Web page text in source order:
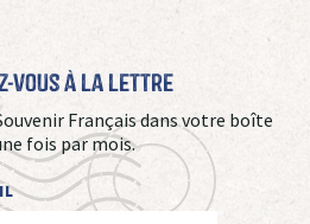
vous à La Lettre
Français dans votre boîte
fois par mois.